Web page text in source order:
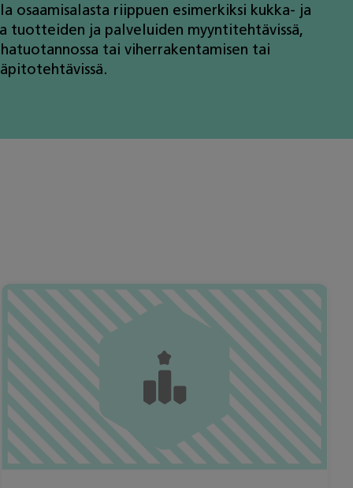
osaamisalasta riippuen esimerkiksi kukka- ja
tuotteiden ja palveluiden myyntitehtävissä,
tai viherrakentamisen tai